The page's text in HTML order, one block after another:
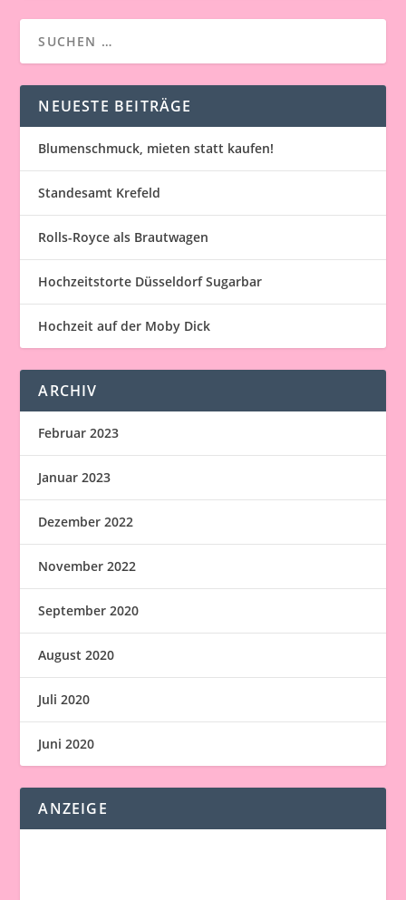
NEUESTE BEITRÄGE
Blumenschmuck, mieten statt kaufen!
Standesamt Krefeld
Rolls-Royce als Brautwagen
Hochzeitstorte Düsseldorf Sugarbar
Hochzeit auf der Moby Dick
ARCHIV
Februar 2023
Januar 2023
Dezember 2022
November 2022
September 2020
August 2020
Juli 2020
Juni 2020
ANZEIGE